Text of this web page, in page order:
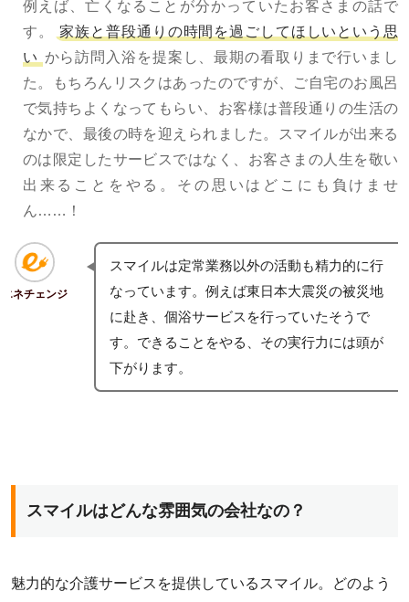
例えば、亡くなることが分かっていたお客さまの話で
す。
家族と普段通りの時間を過ごしてほしいという思
い から訪問入浴を提案し、最期の看取りまで行いまし
た。もちろんリスクはあったのですが、ご自宅のお風呂
で気持ちよくなってもらい、お客様は普段通りの生活の
なかで、最後の時を迎えられました。スマイルが出来る
のは限定したサービスではなく、お客さまの人生を敬い
出来ることをやる。その思いはどこにも負けませ
ん……！
エネチェンジ
スマイルは定常業務以外の活動も精力的に行
なっています。例えば東日本大震災の被災地
に赴き、個浴サービスを行っていたそうで
す。できることをやる、その実行力には頭が
下がります。
スマイルはどんな雰囲気の会社なの？
魅力的な介護サービスを提供しているスマイル。どのよう